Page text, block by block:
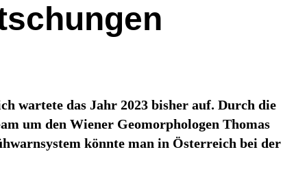
wartete das Jahr 2023 bisher auf. Durch die
um den Wiener Geomorphologen Thomas
könnte man in Österreich bei der